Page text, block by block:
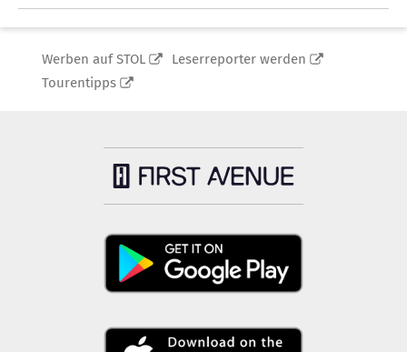
Werben auf STOL
Leserreporter werden
Tourentipps